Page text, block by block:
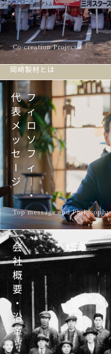
Co-creation Project
岡崎製材とは
代
表
メ
ッ
セ
I
ジ
フ
ィ
ロ
ソ
フ
ィ
︱
・
Top message and Philosophy
会
社
概
要
・
沿
革